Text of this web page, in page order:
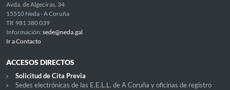
Avda. de Algeciras, 34
15510 Neda - A Coruña
Tlf. 981 380 039
Información: sede@neda.gal
Ir a Contacto
ACCESOS DIRECTOS
Solicitud de Cita Previa
Sedes electrónicas de las E.E.L.L. de A Coruña y oficinas de registro